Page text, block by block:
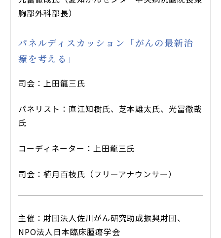
胸部外科部長）
パネルディスカッション「がんの最新治
療を考える」
司会：上田龍三氏
パネリスト：直江知樹氏、芝本雄太氏、光冨徹哉
氏
コーディネーター：上田龍三氏
司会：植月百枝氏（フリーアナウンサー）
主催：財団法人佐川がん研究助成振興財団、
NPO法人日本臨床腫瘍学会